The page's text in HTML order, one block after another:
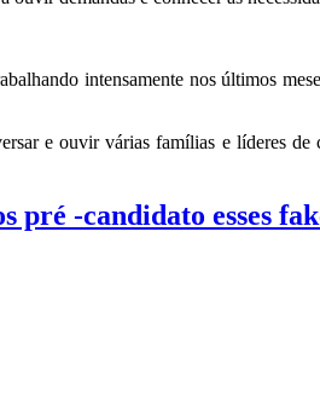
intensamente nos últimos
e ouvir várias famílias e líderes
-candidato esses